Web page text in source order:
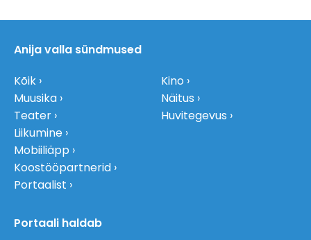
Anija valla sündmused
Kõik
Muusika
Teater
Liikumine
Kino
Näitus
Huvitegevus
Mobiiliäpp
Koostööpartnerid
Portaalist
Portaali haldab